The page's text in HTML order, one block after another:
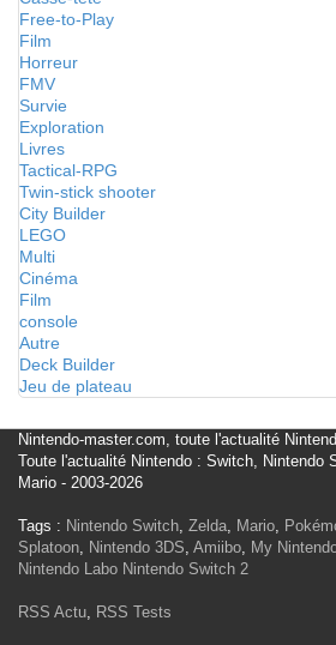
Free-to-Play
Film
Horreur
FMV
Survie
Exploration
Livres
Tactical-RPG
Twin-stick shooter
City Builder
LEGO
Multi
Cinéma
Film
console
Autre
Deck Builder
Jeu de plateau
Nintendo-master.com, toute l'actualité
Toute l'actualité Nintendo : Switch, Nintendo
Mario - 2003-2026
Tags : Nintendo Switch, Zelda, Mario,
Splatoon, Nintendo 3DS, Amiibo, My
Nintendo Labo Nintendo Switch 2
RSS Actu, RSS Tests